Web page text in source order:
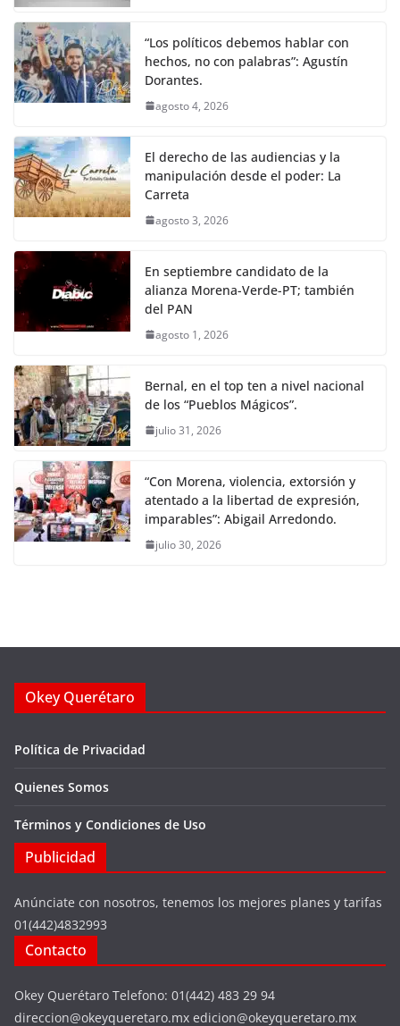
“Los políticos debemos hablar con
hechos, no con palabras”: Agustín
Dorantes.
agosto 4, 2026
El derecho de las audiencias y la
manipulación desde el poder: La
Carreta
agosto 3, 2026
En septiembre candidato de la
alianza Morena-Verde-PT; también
del PAN
agosto 1, 2026
Bernal, en el top ten a nivel nacional
de los “Pueblos Mágicos”.
julio 31, 2026
“Con Morena, violencia, extorsión y
atentado a la libertad de expresión,
imparables”: Abigail Arredondo.
julio 30, 2026
Okey Querétaro
Política de Privacidad
Quienes Somos
Términos y Condiciones de Uso
Publicidad
Anúnciate con nosotros, tenemos los mejores planes y tarifas
01(442)4832993
Contacto
Okey Querétaro Telefono: 01(442) 483 29 94
direccion@okeyqueretaro.mx edicion@okeyqueretaro.mx